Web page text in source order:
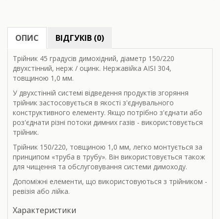
ОПИС ВІДГУКІВ (0)
Трійник 45 градусів димохідний, діаметр 150/220
двухстінний, нерж / оцинк. Нержавійка AISI 304,
товщиною 1,0 мм.
У двухстінній системі відведення продуктів згоряння
трійник застосовується в якості з'єднувального
конструктивного елементу. Якщо потрібно з'єднати або
роз'єднати різні потоки димних газів - використовується
трійник.
Трійник 150/220, товщиною 1,0 мм, легко монтується за
принципом «труба в трубу». Він використовується також
для чищення та обслуговування системи димоходу.
Допоміжні елементи, що використовуються з трійником -
ревізія або лійка.
Характеристики